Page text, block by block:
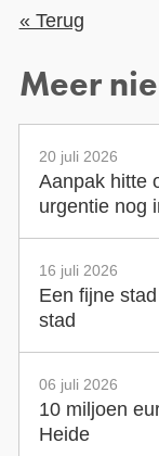
« Terug
Meer
20 juli 2026
Aanpak hitte
urgentie nog
16 juli 2026
Een fijne
stad
06 juli 2026
10 miljoen
Heide